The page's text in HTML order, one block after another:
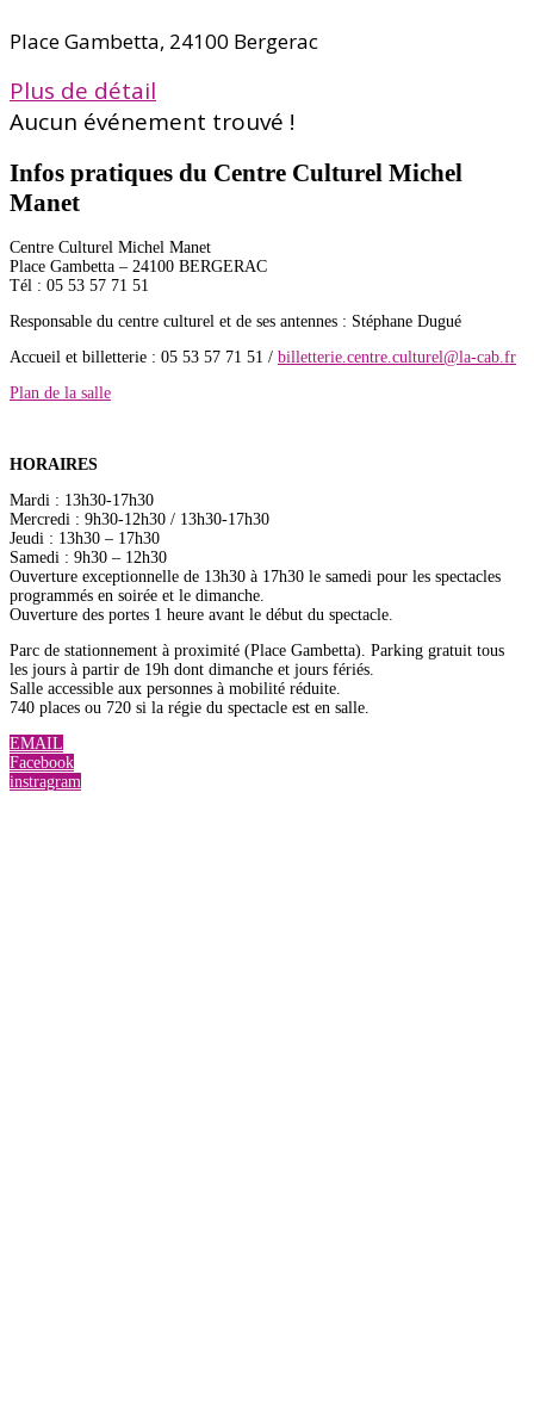
Place Gambetta, 24100 Bergerac
Plus de détail
Aucun événement trouvé !
Infos pratiques du Centre Culturel Michel
Manet
Centre Culturel Michel Manet
Place Gambetta – 24100 BERGERAC
Tél : 05 53 57 71 51
Responsable du centre culturel et de ses antennes : Stéphane Dugué
Accueil et billetterie : 05 53 57 71 51 / billetterie.centre.culturel@la-cab.fr
Plan de la salle
HORAIRES
Mardi : 13h30-17h30
Mercredi : 9h30-12h30 / 13h30-17h30
Jeudi : 13h30 – 17h30
Samedi : 9h30 – 12h30
Ouverture exceptionnelle de 13h30 à 17h30 le samedi pour les spectacles
programmés en soirée et le dimanche.
Ouverture des portes 1 heure avant le début du spectacle.
Parc de stationnement à proximité (Place Gambetta). Parking gratuit tous
les jours à partir de 19h dont dimanche et jours fériés.
Salle accessible aux personnes à mobilité réduite.
740 places ou 720 si la régie du spectacle est en salle.
EMAIL
Facebook
instragram